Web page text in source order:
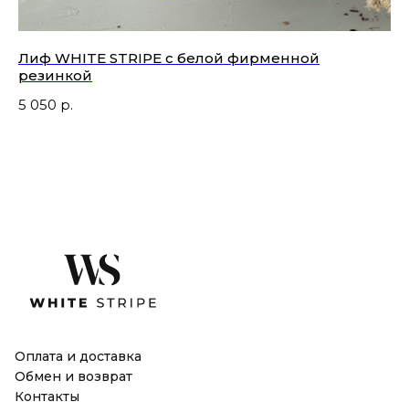
Лиф WHITE STRIPE с белой фирменной
резинкой
5 050 р.
Оплата и доставка
Обмен и возврат
Контакты